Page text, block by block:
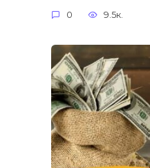
0 9.5к.